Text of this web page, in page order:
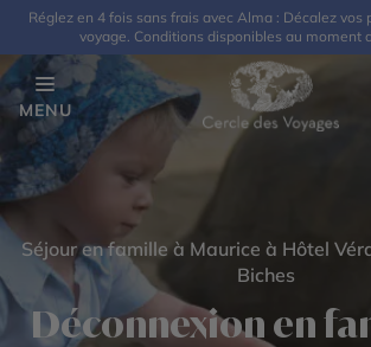
Réglez en 4 fois sans frais avec Alma : Décalez vos
voyage. Conditions disponibles au moment
MENU
Séjour en famille à Maurice à Hôtel
Biches
Déconnexion en